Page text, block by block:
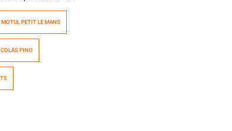
su coequipo, marcó
(4.088 m) para lel
la que subió al […]
MOTUL PETIT LE MANS
PINO